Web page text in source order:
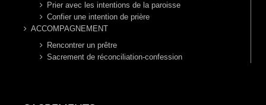
Prier avec les intentions de la paroisse
Confier une intention de prière
ACCOMPAGNEMENT
Rencontrer un prêtre
Sacrement de réconciliation-confession